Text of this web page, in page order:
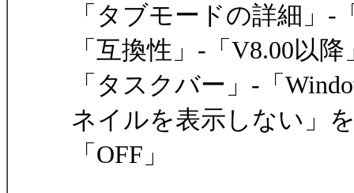
「タブモードの詳細」-
「互換性」-「V8.00以
「タスクバー」-「
ネイルを表示しない」
「OFF」